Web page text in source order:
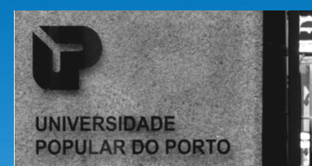
Universidade
Popular do
Porto
Associação
Cultural